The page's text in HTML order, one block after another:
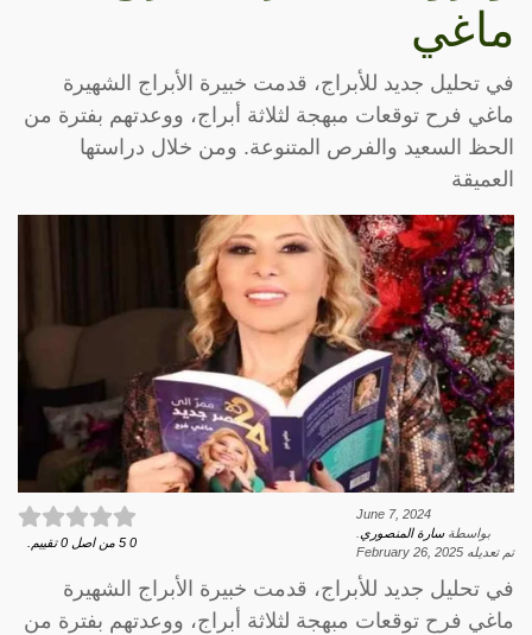
ماغي
في تحليل جديد للأبراج، قدمت خبيرة الأبراج الشهيرة
ماغي فرح توقعات مبهجة لثلاثة أبراج، ووعدتهم بفترة من
الحظ السعيد والفرص المتنوعة. ومن خلال دراستها
العميقة
June 7, 2024
بواسطةسارة المنصوري
تم تعديله February 26, 2025
0
5 من اصل 0 تقييم.
في تحليل جديد للأبراج، قدمت خبيرة الأبراج الشهيرة
ماغي فرح توقعات مبهجة لثلاثة أبراج، ووعدتهم بفترة من